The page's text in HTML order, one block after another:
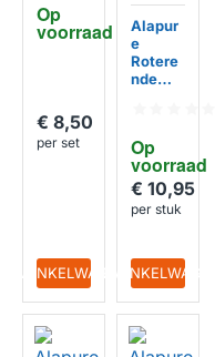
Op
voorraad
a X-
TREM
€ 8,50
per set
IN WINKELWAGEN
Op
voorraad
Alapur
e
Rotere
nde
Dyson
DC25 /
DC58 /
DC59 /
DC61 /
€ 10,95
per stuk
IN WINKELWAGEN